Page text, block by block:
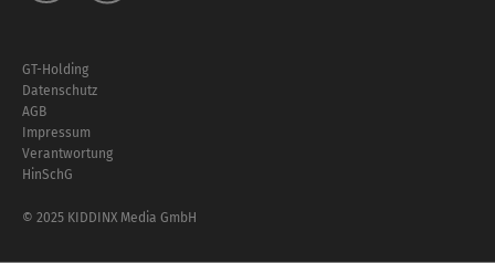
Footer
Menü
GT-Holding
Datenschutz
AGB
Impressum
Verantwortung
HinSchG
© 2025 KIDDINX Media GmbH